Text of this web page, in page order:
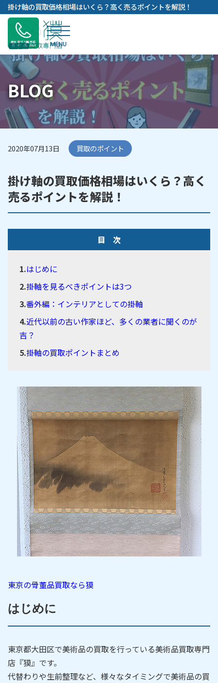
内
容
キ
ッ
掛け軸の買取価格相場はいくら？高く売るポイントを解説！
無料通話
BLOG
2020年07月13日 買取のポイント
掛け軸の買取価格相場はいくら？高く
売るポイントを解説！
目 次
はじめに
掛軸を見るべきポイントは3つ
番外編：インテリアとしての掛軸
近代以前の古い作家ほど、多くの業者に聞くのが
吉？
掛軸の買取ポイントまとめ
東京の骨董品買取なら獏
はじめに
東京都大田区で美術品の買取を行っている美術品買取専門
店『獏』です。
代替わりや生前整理など、様々なタイミングで美術品の買